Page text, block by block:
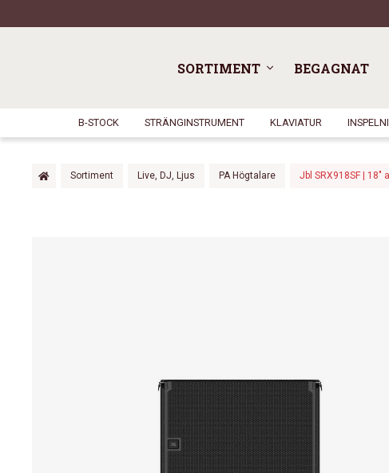
SORTIMENT BEGAGNAT
B-STOCK STRÄNGINSTRUMENT KLAVIATUR
Sortiment Live, DJ, Ljus PA Högtalare Jbl SRX918SF |